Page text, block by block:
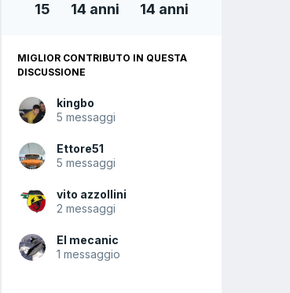
15 14 anni 14 anni
MIGLIOR CONTRIBUTO IN QUESTA
DISCUSSIONE
kingbo
5 messaggi
Ettore51
5 messaggi
vito azzollini
2 messaggi
El mecanic
1 messaggio